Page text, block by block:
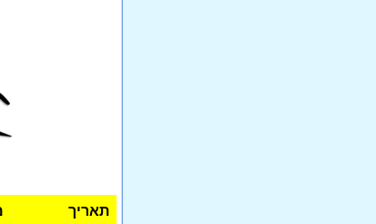
תאריך